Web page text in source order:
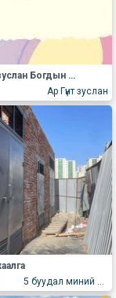
Ар Гүнт зуслан
Ар Гүнтийн зуслан Богдын аманд гэртэй буух сахиул авна.
5 буудал миний дэлгүүрийн хажууд Ууган төмөрт ххк